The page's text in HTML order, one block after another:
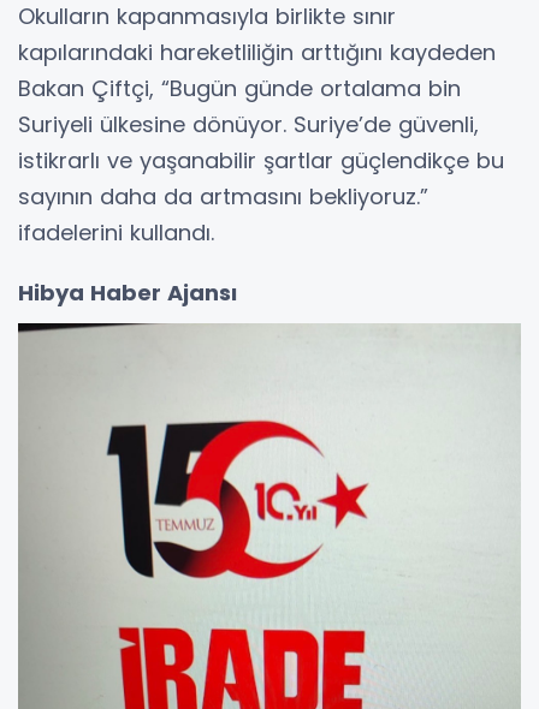
Okulların kapanmasıyla birlikte sınır
kapılarındaki hareketliliğin arttığını kaydeden
Bakan Çiftçi, “Bugün günde ortalama bin
Suriyeli ülkesine dönüyor. Suriye’de güvenli,
istikrarlı ve yaşanabilir şartlar güçlendikçe bu
sayının daha da artmasını bekliyoruz.”
ifadelerini kullandı.
Hibya Haber Ajansı